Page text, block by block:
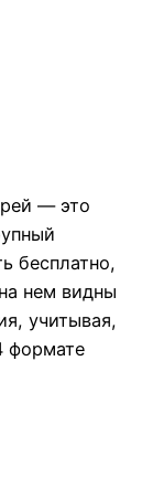
— это
бесплатно,
нем видны
учитывая,
формате